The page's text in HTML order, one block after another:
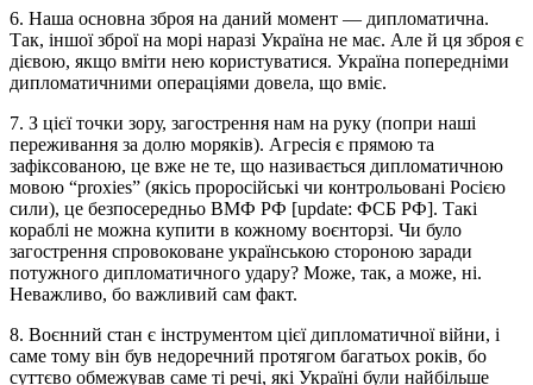
6. Наша основна зброя на даний момент — дипломатична.
Так, іншої зброї на морі наразі Україна не має. Але й ця зброя є
дієвою, якщо вміти нею користуватися. Україна попередніми
дипломатичними операціями довела, що вміє.
7. З цієї точки зору, загострення нам на руку (попри наші
переживання за долю моряків). Агресія є прямою та
зафіксованою, це вже не те, що називається дипломатичною
мовою “proxies” (якісь проросійські чи контрольовані Росією
сили), це безпосередньо ВМФ РФ [update: ФСБ РФ]. Такі
кораблі не можна купити в кожному воєнторзі. Чи було
загострення спровоковане українською стороною заради
потужного дипломатичного удару? Може, так, а може, ні.
Неважливо, бо важливий сам факт.
8. Воєнний стан є інструментом цієї дипломатичної війни, і
саме тому він був недоречний протягом багатьох років, бо
суттєво обмежував саме ті речі, які Україні були найбільше